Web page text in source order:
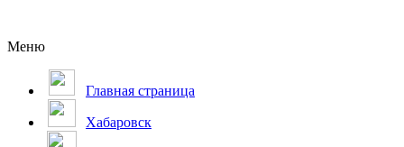
Меню
Главная страница
Хабаровск